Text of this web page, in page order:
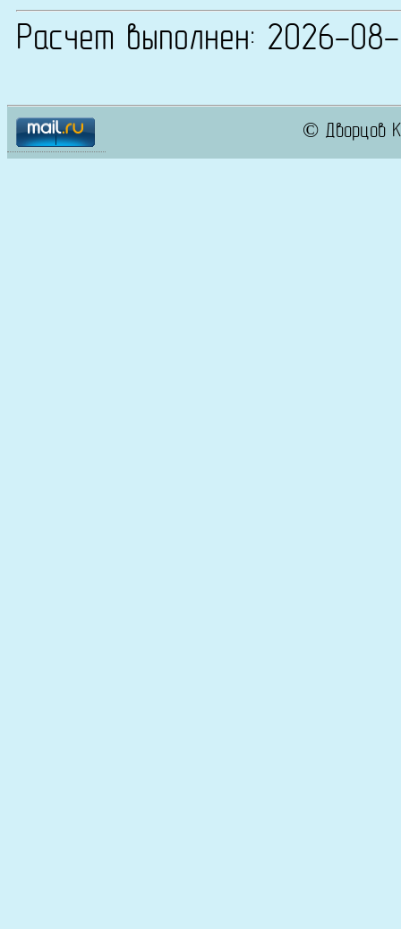
Расчет выполнен: 2026-
© Дворцов